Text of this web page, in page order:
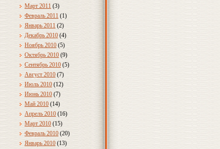
Март 2011 (3)
Февраль 2011 (1)
Январь 2011 (2)
Декабрь 2010 (4)
Ноябрь 2010 (5)
Октябрь 2010 (9)
Сентябрь 2010 (5)
Август 2010 (7)
Июль 2010 (12)
Июнь 2010 (7)
Май 2010 (14)
Апрель 2010 (16)
Март 2010 (15)
Февраль 2010 (20)
Январь 2010 (13)